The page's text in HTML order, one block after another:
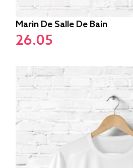
Marin De Salle De Bain
26.05